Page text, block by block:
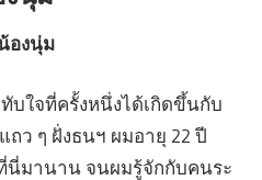
องนุ่ม
บใจที่ครั้งหนึ่งได้เกิดขึ้นกับ
ถว ๆ ฝั่งธนฯ ผมอายุ 22 ปี
นี่มานาน จนผมรู้จักกับคนระ